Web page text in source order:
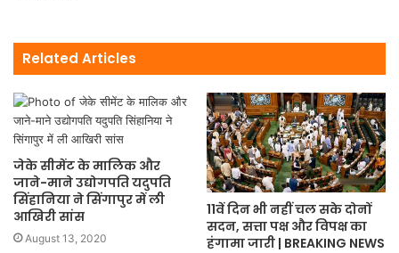
Related Articles
जेके सीमेंट के मालिक और
जाने-माने उद्योगपति यदुपति
सिंहानिया ने सिंगापुर में ली
आखिरी सांस
August 13, 2020
11वें दिन भी नहीं चल सके दोनों
सदन, सत्ता पक्ष और विपक्ष का
हंगामा जारी | BREAKING NEWS